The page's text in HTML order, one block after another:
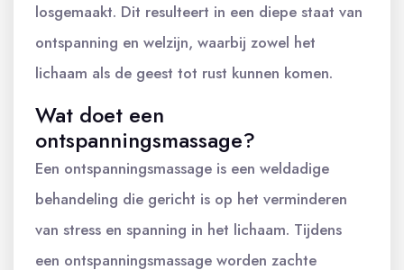
losgemaakt. Dit resulteert in een diepe staat van
ontspanning en welzijn, waarbij zowel het
lichaam als de geest tot rust kunnen komen.
Wat doet een
ontspanningsmassage?
Een ontspanningsmassage is een weldadige
behandeling die gericht is op het verminderen
van stress en spanning in het lichaam. Tijdens
een ontspanningsmassage worden zachte